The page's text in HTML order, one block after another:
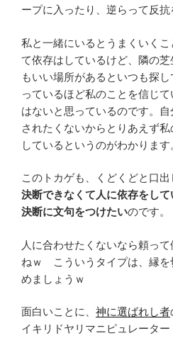
ープに入ったり、逆らって反抗
私と一緒にいるとうまくいく
て依存はしているけど、隣の
もいい場所があるといつも探
っているほど私のことを信じ
はないと思っているのです。
されたくないからとりあえず
しているというのがわかります
このトカゲも、くどくどと口
決断できなくて人に依存をし
決断に文句をつけたいのです。
人に合わせたくないなら頼っ
ねｗ こういうタイプは、縁を
めましょうｗ
面白いことに、 神に選ばれし者
イキリドヤリマニピュレータ